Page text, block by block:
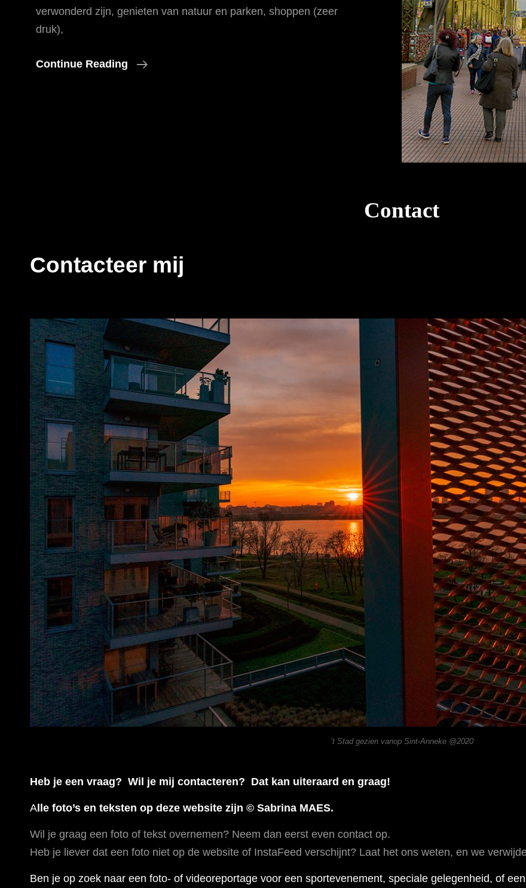
verwonderd zijn, genieten van natuur en parken, shoppen (zeer
druk),
Continue Reading Keulen
Contact
Contacteer mij
’t Stad gezien vanop Sint-Anneke @2020
Heb je een vraag? Wil je mij contacteren? Dat kan uiteraard en graag!
Alle foto’s en teksten op deze website zijn © Sabrina MAES.
Wil je graag een foto of tekst overnemen? Neem dan eerst even contact op.
Heb je liever dat een foto niet op de website of InstaFeed verschijnt? Laat het ons weten, en we
Ben je op zoek naar een foto- of videoreportage voor een sportevenement, speciale gelegenheid, of